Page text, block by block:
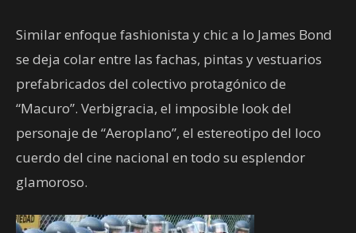
Similar enfoque fashionista y chic a lo James Bond
se deja colar entre las fachas, pintas y vestuarios
prefabricados del colectivo protagónico de
“Macuro”. Verbigracia, el imposible look del
personaje de “Aeroplano”, el estereotipo del loco
cuerdo del cine nacional en todo su esplendor
glamoroso.